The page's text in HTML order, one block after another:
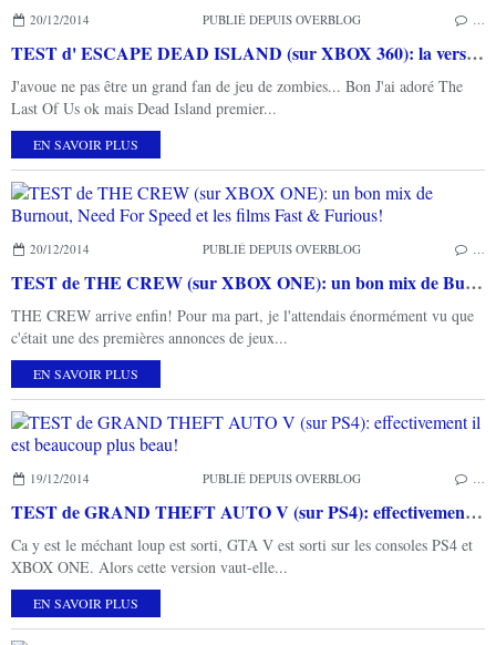
20/12/2014 PUBLIÉ DEPUIS OVERBLOG …
TEST d' ESCAPE DEAD ISLAND (sur XBOX 360): la version TPS/Cell Shading marche bien aussi!
J'avoue ne pas être un grand fan de jeu de zombies... Bon J'ai adoré The
Last Of Us ok mais Dead Island premier...
EN SAVOIR PLUS
20/12/2014 PUBLIÉ DEPUIS OVERBLOG …
TEST de THE CREW (sur XBOX ONE): un bon mix de Burnout, Need For Speed et les films Fast & Furious!
THE CREW arrive enfin! Pour ma part, je l'attendais énormément vu que
c'était une des premières annonces de jeux...
EN SAVOIR PLUS
19/12/2014 PUBLIÉ DEPUIS OVERBLOG …
TEST de GRAND THEFT AUTO V (sur PS4): effectivement il est beaucoup plus beau!
Ca y est le méchant loup est sorti, GTA V est sorti sur les consoles PS4 et
XBOX ONE. Alors cette version vaut-elle...
EN SAVOIR PLUS